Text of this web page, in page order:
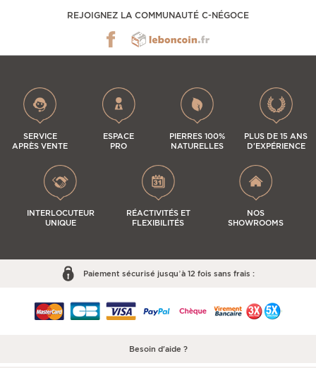
REJOIGNEZ LA COMMUNAUTÉ C-NÉGOCE
SERVICE
APRÈS VENTE
ESPACE
PRO
PIERRES 100%
NATURELLES
PLUS DE 15 ANS
D'EXPÉRIENCE
INTERLOCUTEUR
UNIQUE
RÉACTIVITÉS ET
FLEXIBILITÉS
NOS
SHOWROOMS
Paiement sécurisé jusqu’à 12 fois sans frais :
Besoin d'aide ?